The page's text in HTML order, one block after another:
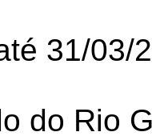
31/03/
do Rio